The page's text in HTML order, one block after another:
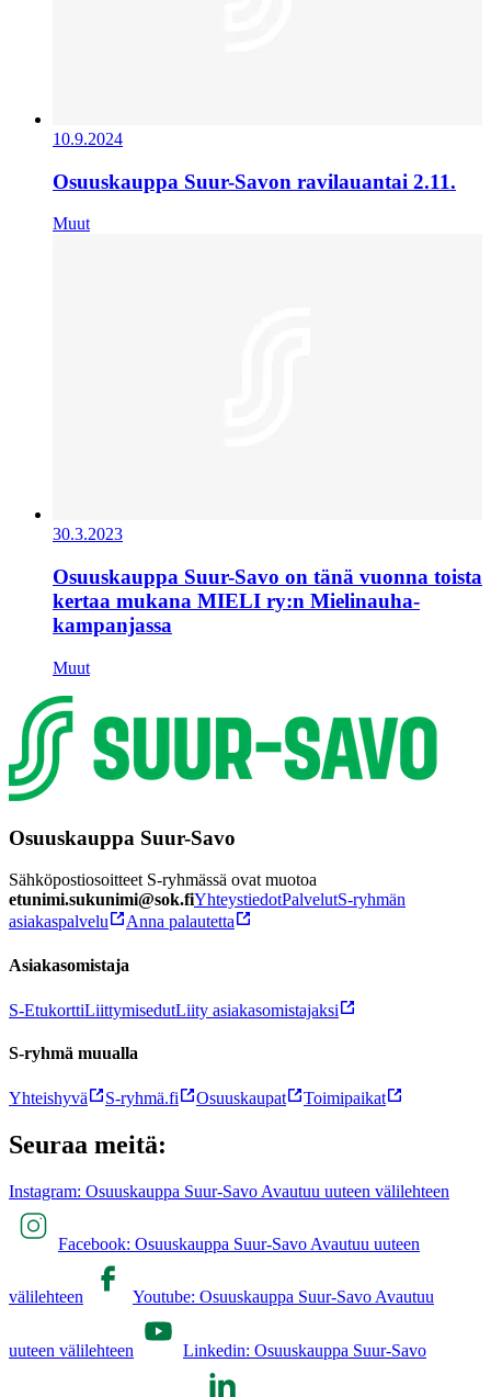
10.9.2024
Osuuskauppa Suur-Savon ravilauantai 2.11.
Muut
30.3.2023
Osuuskauppa Suur-Savo on tänä vuonna toista
kertaa mukana MIELI ry:n Mielinauha-
kampanjassa
Muut
Osuuskauppa Suur-Savo
Sähköpostiosoitteet S-ryhmässä ovat muotoa
etunimi.sukunimi@sok.fiYhteystiedotPalvelutS-ryhmän
asiakaspalvelu
Anna palautetta
Asiakasomistaja
S-EtukorttiLiittymisedutLiity asiakasomistajaksi
S-ryhmä muualla
Yhteishyvä S-ryhmä.fi Osuuskaupat Toimipaikat
Seuraa meitä:
Instagram: Osuuskauppa Suur-Savo Avautuu uuteen välilehteen
Facebook: Osuuskauppa Suur-Savo Avautuu uuteen
välilehteen Youtube: Osuuskauppa Suur-Savo Avautuu
uuteen välilehteen Linkedin: Osuuskauppa Suur-Savo